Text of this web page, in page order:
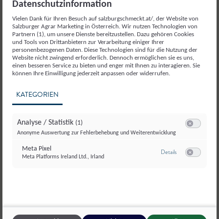
1. Kürbis entkernen und in grobe Würfel schneiden.
2.
Kürbiswürfel mit Salz und Pfeffer würzen, mit
bei 180 °C für mind. 25 Minuten goldbraun
backen.
3.
Inzwischen in einem Topf mit Olivenöl, Zwiebeln
und Ingwer anschwitzen, nach etwa 10 Minuten
Ahornsirup beimengen und kurz mitanrösten.
geschmorrten Kürbiswürfel beifügen.
1.
Schafkäsescheiben würzen, eine Walnuss in die
Mitte der Schafkäsescheibe setzen und in kleine
Kugeln formen.
2. Kurz anfrieren.
3.
Anschließend zuerst mit Mehl, Eier und 100 g der
Brösel panieren.
5.
Ein zweites Mal die Pralinen mit Eiern und
Datenschutzinformation
Vielen Dank für Ihren Besuch auf salzburgschmeckt.at/, der Website von
Salzburger Agrar Marketing in Österreich. Wir nutzen Technologien von
Partnern (1), um unsere Dienste bereitzustellen. Dazu gehören Cookies
und Tools von Drittanbietern zur Verarbeitung einiger Ihrer
personenbezogenen Daten. Diese Technologien sind für die Nutzung der
Website nicht zwingend erforderlich. Dennoch ermöglichen sie es uns,
einen besseren Service zu bieten und enger mit Ihnen zu interagieren. Sie
können Ihre Einwilligung jederzeit anpassen oder widerrufen.
KATEGORIEN
Analyse / Statistik (1)
Anonyme Auswertung zur Fehlerbehebung und Weiterentwicklung
Meta Pixel
Meta Platforms Ireland Ltd., Irland
Detailszu Meta Pixel